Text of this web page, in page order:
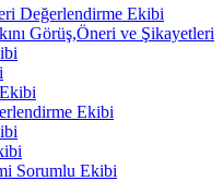
Değerlendirme Ekibi
Görüş,Öneri ve Şikayetleri
Ekibi
Sorumlu Ekibi